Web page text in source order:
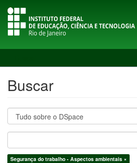
Buscar
Segurança do trabalho - Aspectos ambientais ×